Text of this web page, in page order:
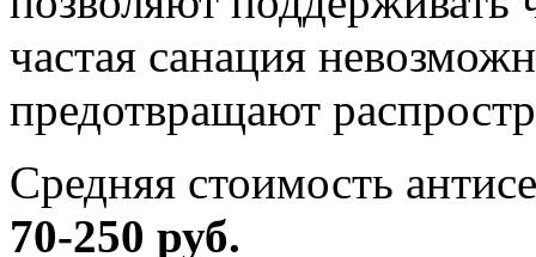
частая санация
предотвращают
Средняя стоимость
70-250 руб.